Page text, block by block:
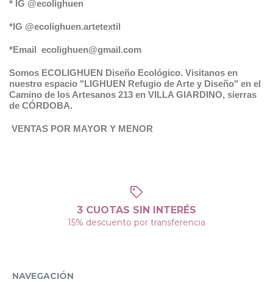
* IG @ecolighuen
*IG @ecolighuen.artetextil
*Email ecolighuen@gmail.com
Somos ECOLIGHUEN Diseño Ecológico. Visitanos en
nuestro espacio "LIGHUEN Refugio de Arte y Diseño" en el
Camino de los Artesanos 213 en VILLA GIARDINO, sierras
de CÓRDOBA.
VENTAS POR MAYOR Y MENOR
3 CUOTAS SIN INTERÉS
15% descuento por transferencia
NAVEGACIÓN